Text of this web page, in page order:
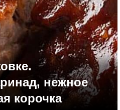
нежное
корочка